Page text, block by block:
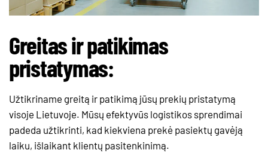
Greitas ir patikimas
pristatymas:
Užtikriname greitą ir patikimą jūsų prekių pristatymą
visoje Lietuvoje. Mūsų efektyvūs logistikos sprendimai
padeda užtikrinti, kad kiekviena prekė pasiektų gavėją
laiku, išlaikant klientų pasitenkinimą.